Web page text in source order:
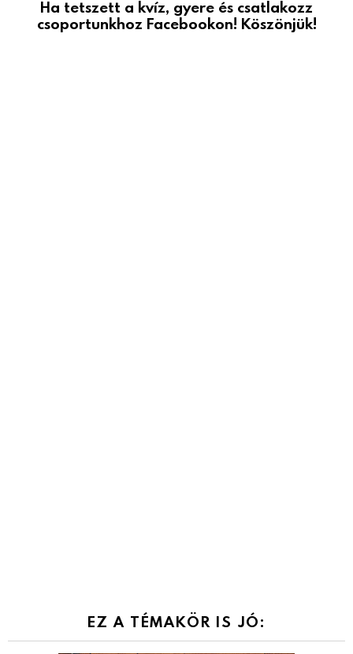
Ha tetszett a kvíz, gyere és csatlakozz
csoportunkhoz Facebookon! Köszönjük!
EZ A TÉMAKÖR IS JÓ: